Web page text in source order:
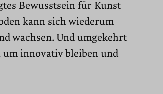
Bewusstsein für Kunst
kann sich wiederum
wachsen. Und umgekehrt
um innovativ bleiben und